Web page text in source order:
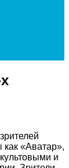
«Аватар»,
и